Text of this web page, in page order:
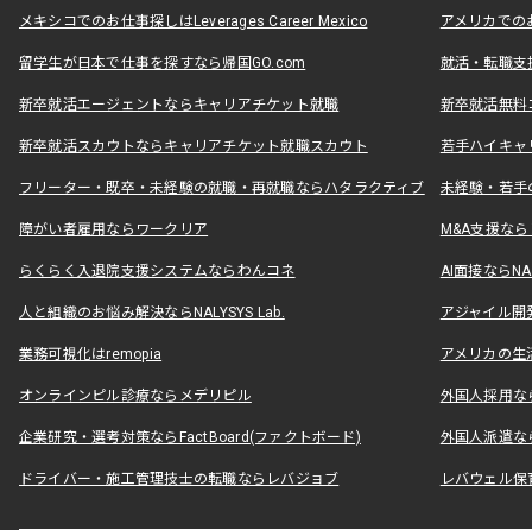
メキシコでのお仕事探しはLeverages Career Mexico アメリカで
留学生が日本で仕事を探すなら帰国GO.com 就活・転職
新卒就活エージェントならキャリアチケット就職 新卒就活無料
新卒就活スカウトならキャリアチケット就職スカウト 若手ハイキ
フリーター・既卒・未経験の就職・再就職ならハタラクティブ 未経験・若手
障がい者雇用ならワークリア M&A支援な
らくらく入退院支援システムならわんコネ AI面接なら
人と組織のお悩み解決ならNALYSYS Lab. アジャイル
業務可視化はremopia アメリカの
オンラインピル診療ならメデリピル 外国人採用
企業研究・選考対策ならFactBoard(ファクトボード) 外国人派遣な
ドライバー・施工管理技士の転職ならレバジョブ レバウェル